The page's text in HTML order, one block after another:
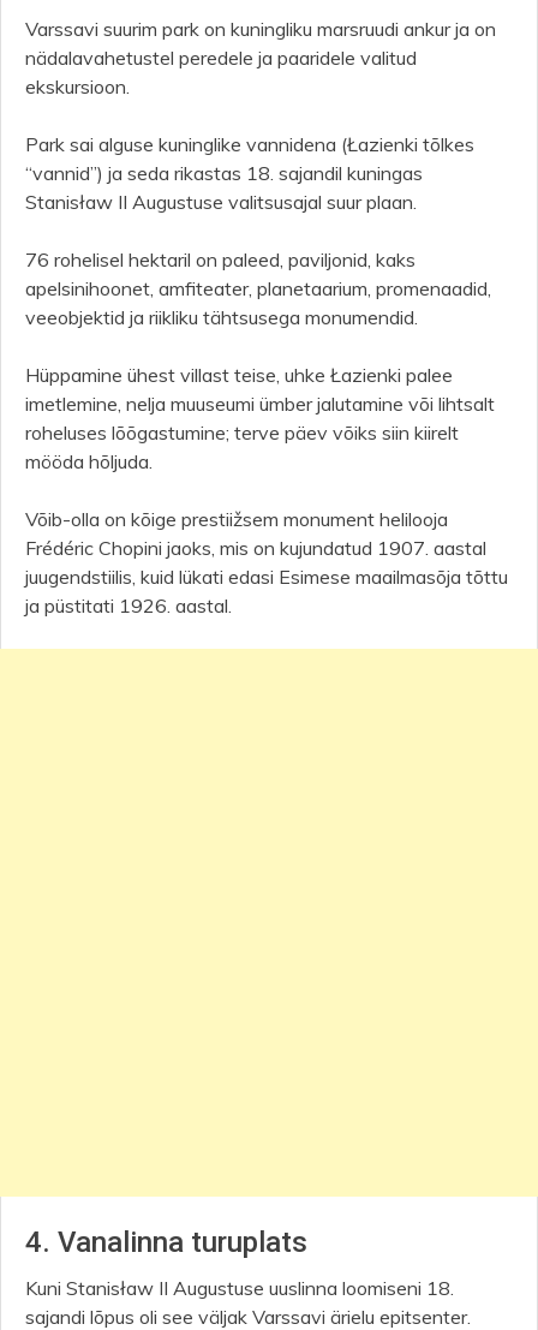
Varssavi suurim park on kuningliku marsruudi ankur ja on
nädalavahetustel peredele ja paaridele valitud
ekskursioon.
Park sai alguse kuninglike vannidena (Łazienki tõlkes
“vannid”) ja seda rikastas 18. sajandil kuningas
Stanisław II Augustuse valitsusajal suur plaan.
76 rohelisel hektaril on paleed, paviljonid, kaks
apelsinihoonet, amfiteater, planetaarium, promenaadid,
veeobjektid ja riikliku tähtsusega monumendid.
Hüppamine ühest villast teise, uhke Łazienki palee
imetlemine, nelja muuseumi ümber jalutamine või lihtsalt
roheluses lõõgastumine; terve päev võiks siin kiirelt
mööda hõljuda.
Võib-olla on kõige prestiižsem monument helilooja
Frédéric Chopini jaoks, mis on kujundatud 1907. aastal
juugendstiilis, kuid lükati edasi Esimese maailmasõja tõttu
ja püstitati 1926. aastal.
4. Vanalinna turuplats
Kuni Stanisław II Augustuse uuslinna loomiseni 18.
sajandi lõpus oli see väljak Varssavi ärielu epitsenter.